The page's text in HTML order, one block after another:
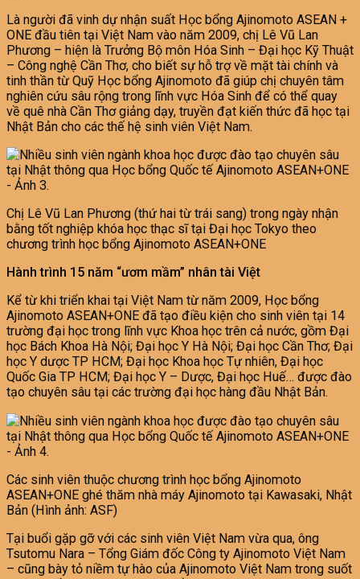
Là người đã vinh dự nhận suất Học bổng Ajinomoto ASEAN +
ONE đầu tiên tại Việt Nam vào năm 2009, chị Lê Vũ Lan
Phương – hiện là Trưởng Bộ môn Hóa Sinh – Đại học Kỹ Thuật
– Công nghệ Cần Thơ, cho biết sự hỗ trợ về mặt tài chính và
tinh thần từ Quỹ Học bổng Ajinomoto đã giúp chị chuyên tâm
nghiên cứu sâu rộng trong lĩnh vực Hóa Sinh để có thể quay
về quê nhà Cần Thơ giảng dạy, truyền đạt kiến thức đã học tại
Nhật Bản cho các thế hệ sinh viên Việt Nam.
Chị Lê Vũ Lan Phương (thứ hai từ trái sang) trong ngày nhận
bằng tốt nghiệp khóa học thạc sĩ tại Đại học Tokyo theo
chương trình học bổng Ajinomoto ASEAN+ONE
Hành trình 15 năm “ươm mầm” nhân tài Việt
Kể từ khi triển khai tại Việt Nam từ năm 2009, Học bổng
Ajinomoto ASEAN+ONE đã tạo điều kiện cho sinh viên tại 14
trường đại học trong lĩnh vực Khoa học trên cả nước, gồm Đại
học Bách Khoa Hà Nội; Đại học Y Hà Nội; Đại học Cần Thơ; Đại
học Y dược TP HCM; Đại học Khoa học Tự nhiên, Đại học
Quốc Gia TP HCM; Đại học Y – Dược, Đại học Huế… được đào
tạo chuyên sâu tại các trường đại học hàng đầu Nhật Bản.
Các sinh viên thuộc chương trình học bổng Ajinomoto
ASEAN+ONE ghé thăm nhà máy Ajinomoto tại Kawasaki, Nhật
Bản (Hình ảnh: ASF)
Tại buổi gặp gỡ với các sinh viên Việt Nam vừa qua, ông
Tsutomu Nara – Tổng Giám đốc Công ty Ajinomoto Việt Nam
– cũng bày tỏ niềm tự hào của Ajinomoto Việt Nam trong suốt